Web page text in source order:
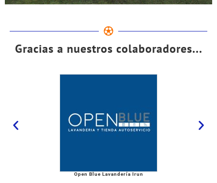
Gracias a nuestros colaboradores...
Open Blue Lavandería Irun